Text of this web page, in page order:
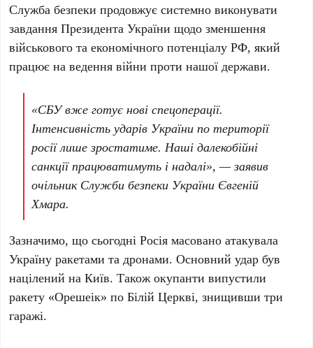
Служба безпеки продовжує системно виконувати
завданняПрезидента України щодо зменшення
військового та економічного потенціалуРФ, який
працює на ведення війни проти нашої держави.
«СБУ вже готує нові спецоперації.
Інтенсивність ударів України по території
росії лише зростатиме. Наші далекобійні
санкції працюватимуть і надалі», — заявив
очільник Служби безпеки України Євгеній
Хмара.
Зазначимо, що сьогодніРосія масовано атакувала
Україну ракетами та дронами. Основний удар був
націлений наКиїв. Також окупанти випустили
ракету «Орешеік» поБілій Церкві, знищивши три
гаражі.